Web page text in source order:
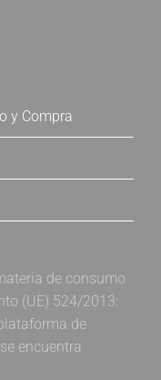
y Compra
de consumo
(UE) 524/2013:
de
encuentra